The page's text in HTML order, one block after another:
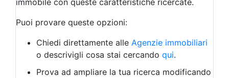
Azienda Agricola
Bar/Ristorante
Albergo
Laboratorio Artigianale
Negozio/locale commerciale
Agriturismo
immobile con queste caratteristiche ricercate.
Puoi provare queste opzioni:
Chiedi direttamente alle Agenzie immobiliari
o descrivigli cosa stai cercando qui.
Prova ad ampliare la tua ricerca modificando